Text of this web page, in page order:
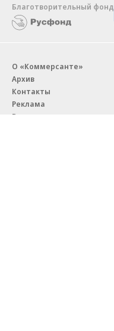
Благотворительный фонд
О «Коммерсанте»
Архив
Контакты
Реклама
Вакансии